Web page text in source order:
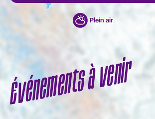
Plein air
Événements à venir